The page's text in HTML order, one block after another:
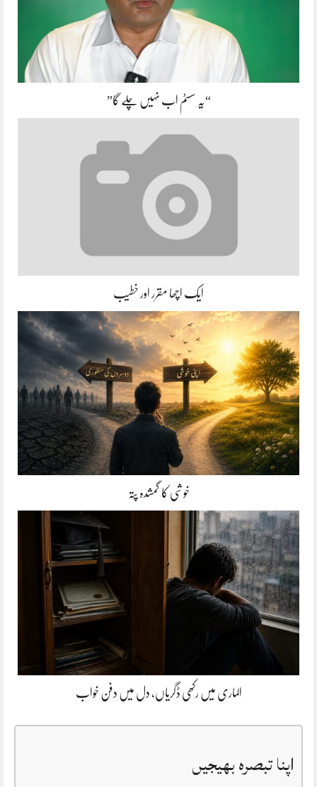
“یہ سسٹم اب نہیں چلے گا”
ایک اچھا مقرر اور خطیب
خوشی کا گمشدہ پتہ
الماری میں رکھی ڈگریاں، دل میں دفن خواب
اپنا تبصرہ بھیجیں